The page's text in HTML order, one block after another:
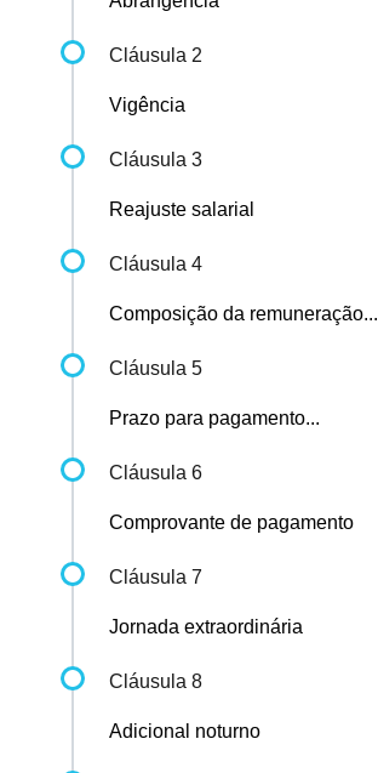
Cláusula 2
Vigência
Cláusula 3
Reajuste salarial
Cláusula 4
Composição da remuneração...
Cláusula 5
Prazo para pagamento...
Cláusula 6
Comprovante de pagamento
Cláusula 7
Jornada extraordinária
Cláusula 8
Adicional noturno